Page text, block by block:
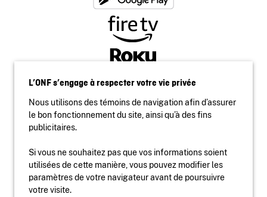
Accessibilité
L’ONF s’engage à respecter votre vie privée
Nous utilisons des témoins de navigation afin d’assurer
le bon fonctionnement du site, ainsi qu’à des fins
publicitaires.
Si vous ne souhaitez pas que vos informations soient
utilisées de cette manière, vous pouvez modifier les
paramètres de votre navigateur avant de poursuivre
votre visite.